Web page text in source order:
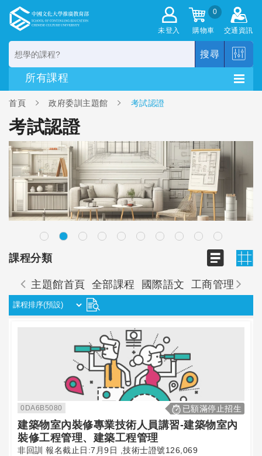
未登入
0
購物車 交通資訊
搜尋
首頁 政府委訓主題館 考試認證
考試認證
課程分類
主題館首頁 全部課程 國際語文 工商管理 資
0DA6B5080 已額滿停止招生
建築物室內裝修專業技術人員講習-建築物室內
裝修工程管理、建築工程管理
非回訓 報名截止日:7月9日 ,技術士證號126,069